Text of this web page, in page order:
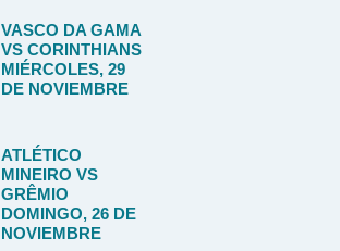
VASCO DA GAMA
VS CORINTHIANS
MIÉRCOLES, 29
DE NOVIEMBRE
ATLÉTICO
MINEIRO VS
GRÊMIO
DOMINGO, 26 DE
NOVIEMBRE